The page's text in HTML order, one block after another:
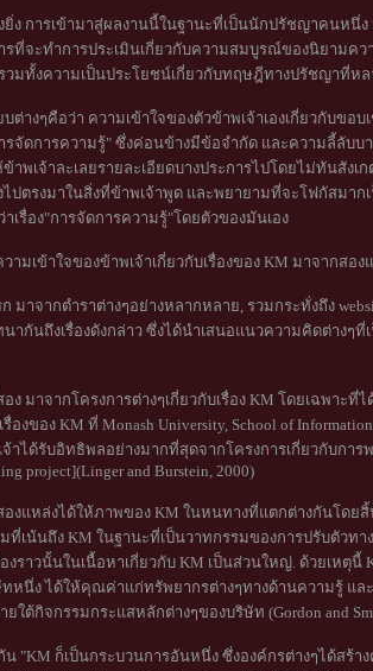
ยิ่ง การเข้ามาสู่ผลงานนี้ในฐานะที่เป็นนักปรัชญาคนหนึ่ง
รที่จะทำการประเมินเกี่ยวกับความสมบูรณ์ของนิยามคว
วมทั้งความเป็นประโยชน์เกี่ยวกับทฤษฎีทางปรัชญาที่ห
บต่างๆคือว่า ความเข้าใจของตัวข้าพเจ้าเองเกี่ยวกับข
รจัดการความรู้" ซึ่งค่อนข้างมีข้อจำกัด และความลี้ลับบ
าพเจ้าละเลยรายละเอียดบางประการไปโดยไม่ทันสัง
ไปตรงมาในสิ่งที่ข้าพเจ้าพูด และพยายามที่จะโฟกัสมา
เรื่อง"การจัดการความรู้"โดยตัวของมันเอง
ามเข้าใจของข้าพเจ้าเกี่ยวกับเรื่องของ KM มาจากสอ
มาจากตำราต่างๆอย่างหลากหลาย, รวมกระทั่งถึง
ากันถึงเรื่องดังกล่าว ซึ่งได้นำเสนอแนวความคิดต่างๆ
ง มาจากโครงการต่างๆเกี่ยวกับเรื่อง KM โดยเฉพาะ
รื่องของ KM ที่ Monash University, School of
จ้าได้รับอิทธิพลอย่างมากที่สุดจากโครงการเกี่ยวกับการ
project](Linger and Burstein, 2000)
งแหล่งได้ให้ภาพของ KM ในหนทางที่แตกต่างกันโดยสิ้
ที่เน้นถึง KM ในฐานะที่เป็นวาทกรรมของการปรับตัวท
งราวนั้นในเนื้อหาเกี่ยวกับ KM เป็นส่วนใหญ่. ด้วยเหตุ
หนึ่ง ได้ให้คุณค่าแก่ทรัพยากรต่างๆทางด้านความรู้ แล
ใต้กิจกรรมกระแสหลักต่างๆของบริษัท (Gordon and
น "KM ก็เป็นกระบวนการอันหนึ่ง ซึ่งองค์กรต่างๆได้ส